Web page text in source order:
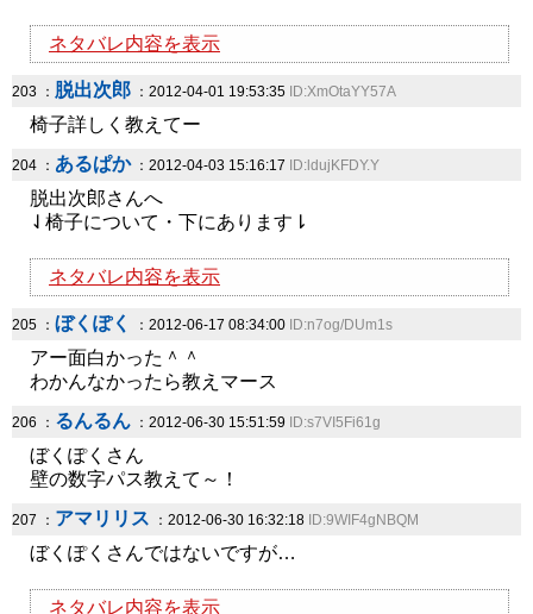
ネタバレ内容を表示
203 ： 脱出次郎 ：2012-04-01 19:53:35 ID:XmOtaYY57A
椅子詳しく教えてー
204 ： あるぱか：2012-04-03 15:16:17 ID:ldujKFDY.Y
脱出次郎さんへ
⇃椅子について・下にあります⇂
ネタバレ内容を表示
205 ： ぼくぽく ：2012-06-17 08:34:00 ID:n7og/DUm1s
アー面白かった＾＾
わかんなかったら教えマース
206 ： るんるん ：2012-06-30 15:51:59 ID:s7VI5Fi61g
ぼくぽくさん
壁の数字パス教えて～！
207 ： アマリリス ：2012-06-30 16:32:18 ID:9WIF4gNBQM
ぼくぽくさんではないですが…
ネタバレ内容を表示